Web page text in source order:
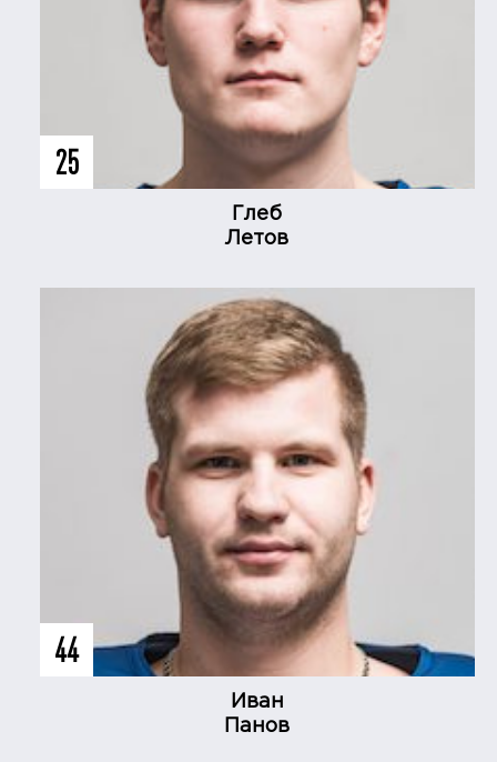
25
Глеб
Летов
44
Иван
Панов